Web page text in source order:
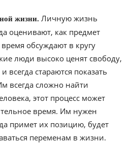
жизни. Личную жизнь
оценивают, как предмет
обсуждают в кругу
люди высоко ценят свободу,
всегда стараются показать
всегда сложно найти
этот процесс может
время. Им нужен
примет их позицию, будет
переменам в жизни.